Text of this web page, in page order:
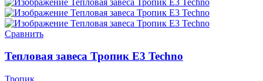
Сравнить
Тепловая завеса Тропик E3 Techno
Тропик